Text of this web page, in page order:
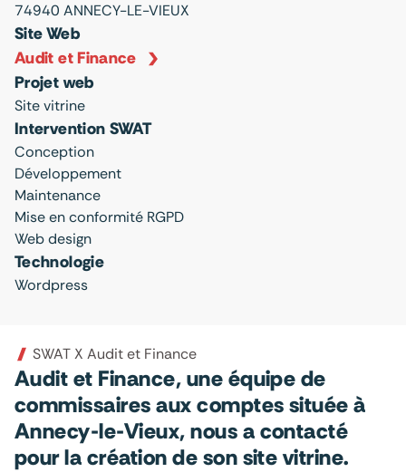
74940 ANNECY-LE-VIEUX
Site Web
Audit et Finance
Projet web
Site vitrine
Intervention SWAT
Conception
Développement
Maintenance
Mise en conformité RGPD
Web design
Technologie
Wordpress
SWAT X Audit et Finance
Audit et Finance, une équipe de
commissaires aux comptes située à
Annecy-le-Vieux, nous a contacté
pour la création de son site vitrine.